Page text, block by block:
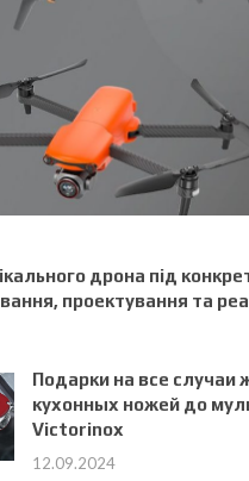
дрона під
проектування та
Подарки на все случаи
кухонных ножей до
Victorinox
12.09.2024